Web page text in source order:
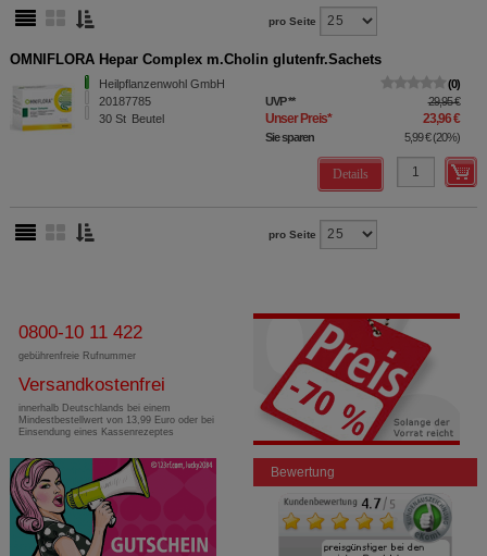
pro Seite
OMNIFLORA Hepar Complex m.Cholin glutenfr.Sachets
Heilpflanzenwohl GmbH
20187785
30 St Beutel
0
UVP** 29,95 €
Unser Preis* 23,96 €
Sie sparen 5,99 €(20%)
Details
pro Seite
0800-10 11 422
gebührenfreie Rufnummer
Versandkostenfrei
innerhalb Deutschlands bei einem
Mindestbestellwert von 13,99 Euro oder bei
Einsendung eines Kassenrezeptes
Bewertung